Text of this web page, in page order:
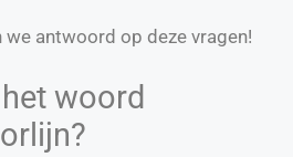
we antwoord op deze vragen!
woord